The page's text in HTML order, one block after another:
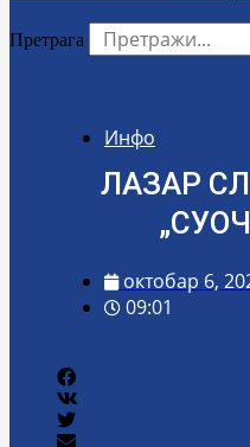
Претрага
Инфо
ЛАЗАР
октобар 6,
09:01